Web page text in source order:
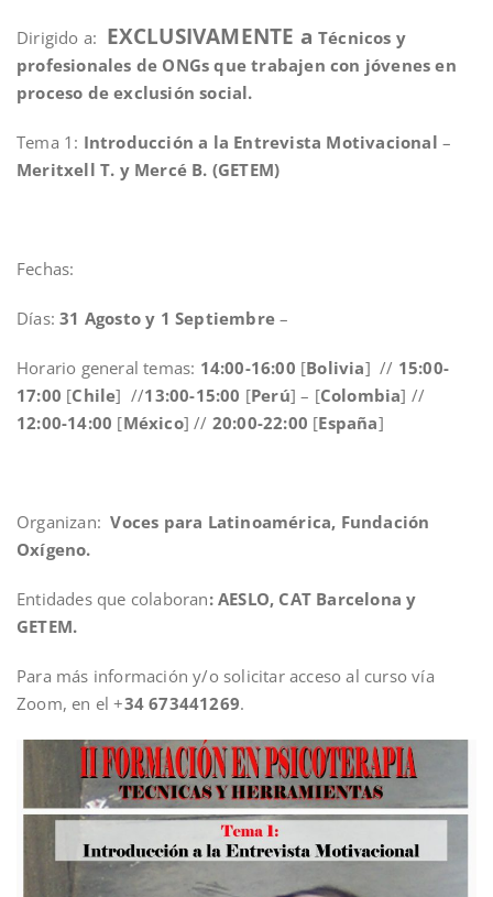
Dirigido a: EXCLUSIVAMENTE aTécnicos y
profesionales de ONGs que trabajen con jóvenes en
proceso de exclusión social.
Tema 1: Introducción a la Entrevista Motivacional–
Meritxell T. y Mercé B. (GETEM)
Fechas:
Días:31 Agosto y 1 Septiembre –
Horario general temas: 14:00-16:00 [Bolivia] // 15:00-
17:00 [Chile] //13:00-15:00 [Perú] – [Colombia] //
12:00-14:00 [México] // 20:00-22:00 [España]
Organizan:Voces para Latinoamérica, Fundación
Oxígeno.
Entidades que colaboran: AESLO, CAT Barcelona y
GETEM.
Para más información y/o solicitar acceso al curso vía
Zoom, en el +34 673441269.